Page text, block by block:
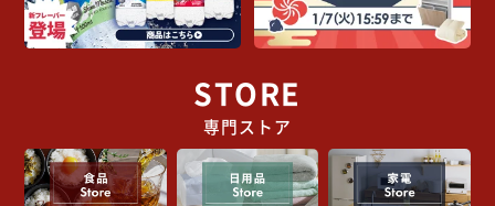
STORE
専門ストア